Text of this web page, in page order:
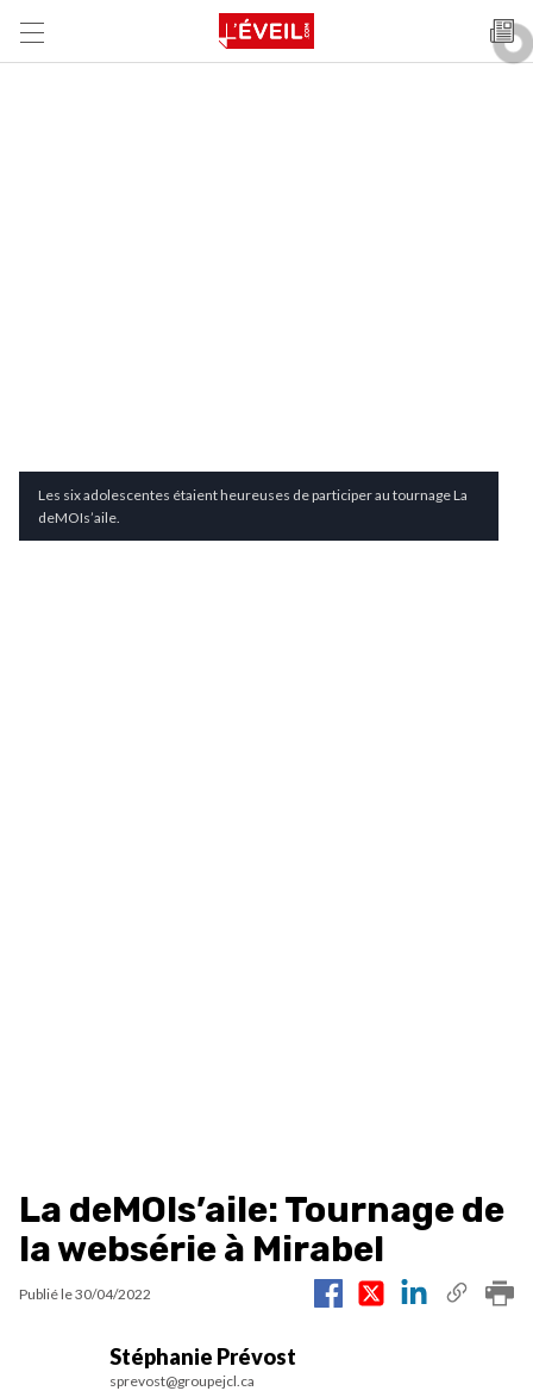
Les six adolescentes étaient heureuses de participer au tournage La
deMOIs’aile.
La deMOIs’aile: Tournage de
la websérie à Mirabel
Publié le30/04/2022
Stéphanie Prévost
sprevost@groupejcl.ca